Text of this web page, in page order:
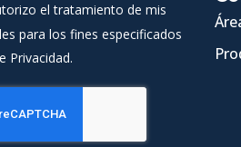
el tratamiento de mis
para los fines especificados
Privacidad.